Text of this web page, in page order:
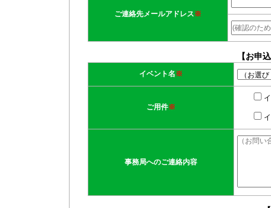
ご連絡先メールアドレス※
【お申
イベント名※
ご用件※
事務局へのご連絡内容